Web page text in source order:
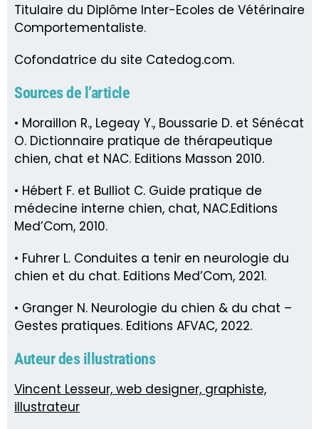
Titulaire du Diplôme Inter-Ecoles de Vétérinaire
Comportementaliste.
Cofondatrice du site Catedog.com.
Sources de l’article
• Moraillon R., Legeay Y., Boussarie D. et Sénécat
O. Dictionnaire pratique de thérapeutique
chien, chat et NAC. Editions Masson 2010.
• Hébert F. et Bulliot C. Guide pratique de
médecine interne chien, chat, NAC.Editions
Med’Com, 2010.
• Fuhrer L. Conduites a tenir en neurologie du
chien et du chat. Editions Med’Com, 2021.
• Granger N. Neurologie du chien & du chat –
Gestes pratiques. Editions AFVAC, 2022.
Auteur des illustrations
Vincent Lesseur, web designer, graphiste,
illustrateur